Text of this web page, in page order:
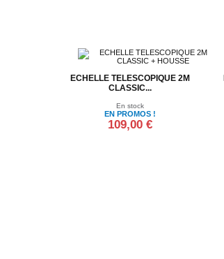
ECHELLE TELESCOPIQUE 2M
CLASSIC...
En stock
EN PROMOS !
109,00 €